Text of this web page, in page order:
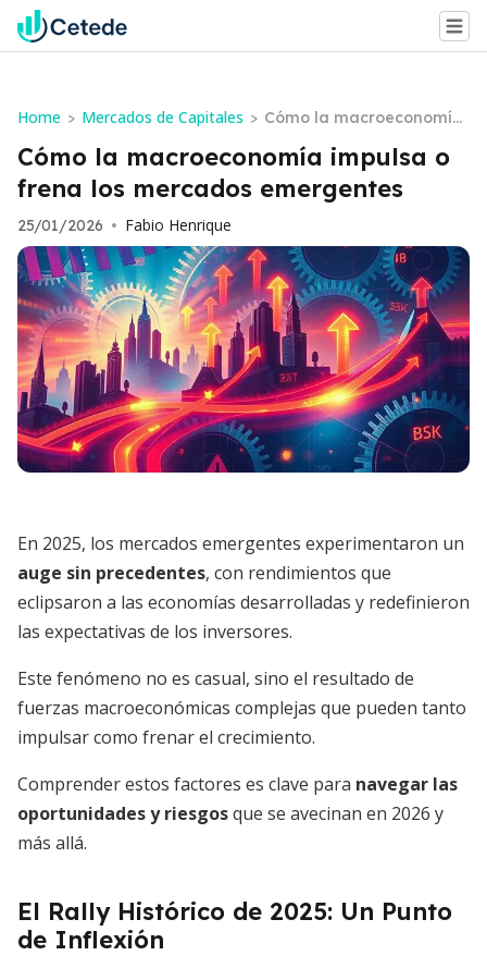
Home > Mercados de Capitales > Cómo la macroeconomía
impulsa o frena los merca
dos emergentes
Cómo la macroeconomía impulsa o
frena los mercados emergentes
25/01/2026 • Fabio Henrique
En 2025, los mercados emergentes experimentaron un
auge sin precedentes, con rendimientos que
eclipsaron a las economías desarrolladas y redefinieron
las expectativas de los inversores.
Este fenómeno no es casual, sino el resultado de
fuerzas macroeconómicas complejas que pueden tanto
impulsar como frenar el crecimiento.
Comprender estos factores es clave para navegar las
oportunidades y riesgosque se avecinan en 2026 y
más allá.
El Rally Histórico de 2025: Un Punto
de Inflexión